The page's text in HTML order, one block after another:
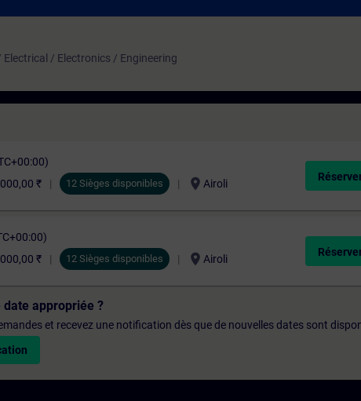
/ Electronics / Engineering
₹ 12 Sièges disponibles location_on Airoli
₹ 12 Sièges disponibles location_on Airoli
date appropriée ?
et recevez une notification dès que de nouvelles dates sont